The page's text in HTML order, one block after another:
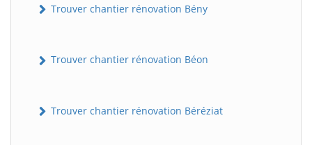
Trouver chantier rénovation Bény
Trouver chantier rénovation Béon
Trouver chantier rénovation Béréziat